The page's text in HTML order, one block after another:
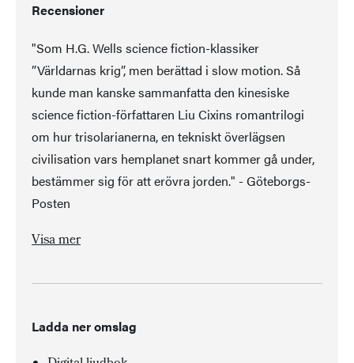
Recensioner
"Som H.G. Wells science fiction-klassiker
”Världarnas krig”, men berättad i slow motion. Så
kunde man kanske sammanfatta den kinesiske
science fiction-författaren Liu Cixins romantrilogi
om hur trisolarianerna, en tekniskt överlägsen
civilisation vars hemplanet snart kommer gå under,
bestämmer sig för att erövra jorden." - Göteborgs-
Posten
Visa mer
Ladda ner omslag